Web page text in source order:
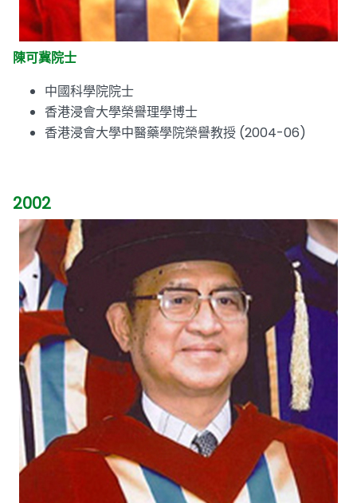
陳可冀院士
中國科學院院士
香港浸會大學榮譽理學博士
香港浸會大學中醫藥學院榮譽教授 (2004-06)
2002